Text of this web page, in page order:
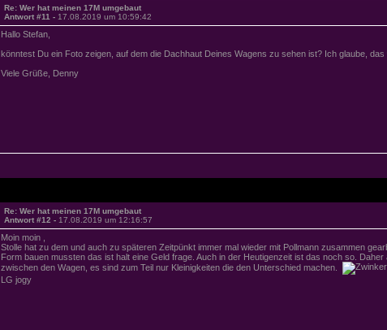
Re: Wer hat meinen 17M umgebaut
Antwort #11 - 17.08.2019 um 10:59:42
Hallo Stefan,
könntest Du ein Foto zeigen, auf dem die Dachhaut Deines Wagens zu sehen ist? Ich glaube, das
Viele Grüße, Denny
Re: Wer hat meinen 17M umgebaut
Antwort #12 - 17.08.2019 um 12:16:57
Moin moin ,
Stolle hat zu dem und auch zu späteren Zeitpünkt immer mal wieder mit Pollmann zusammen
Form bauen mussten das ist halt eine Geld frage. Auch in der Heutigenzeit ist das noch so. Daher
zwischen den Wagen, es sind zum Teil nur Kleinigkeiten die den Unterschied machen.
LG jogy